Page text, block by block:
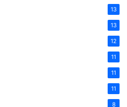
13
13
12
11
11
11
8